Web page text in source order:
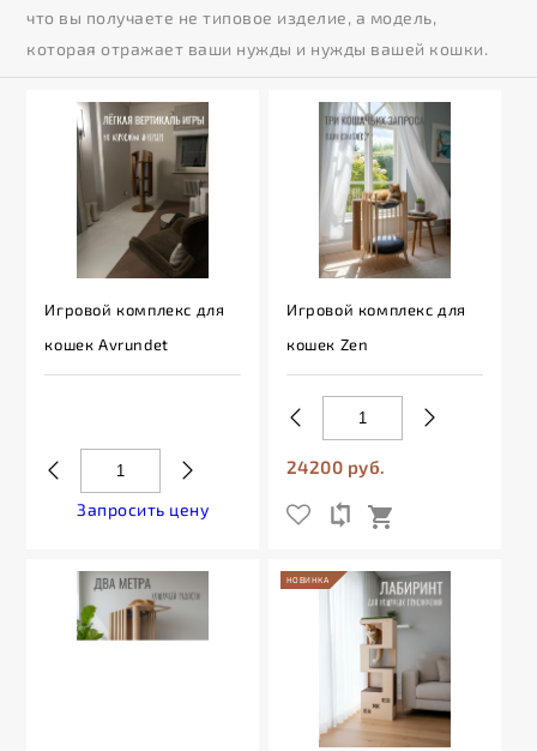
что вы получаете не типовое изделие, а модель,
которая отражает ваши нужды и нужды вашей кошки.
Игровой комплекс для
кошек Avrundet
Запросить цену
Игровой комплекс для
кошек Zen
24200 руб.
НОВИНКА